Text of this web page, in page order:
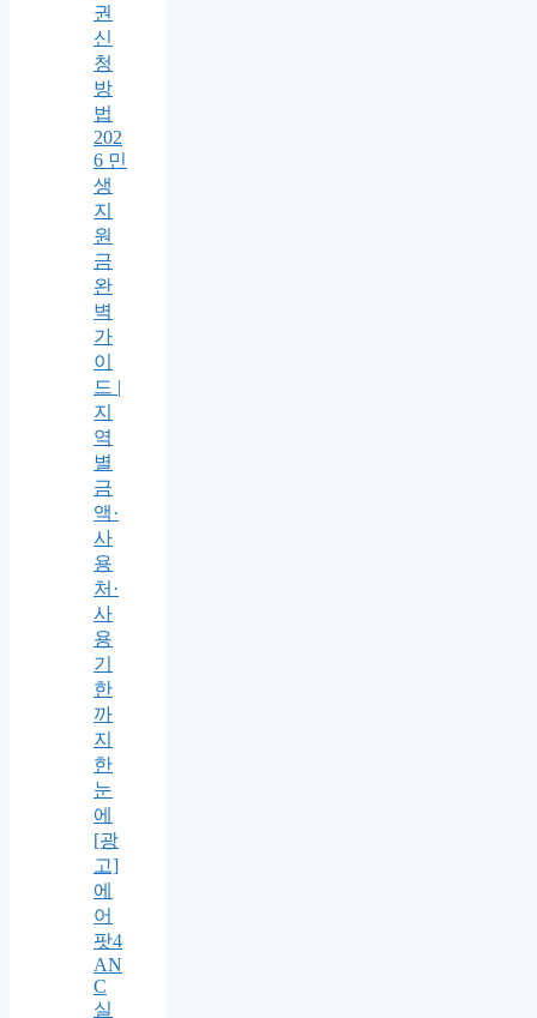
권
신
청
방
법
202
6 민
생
지
원
금
완
벽
가
이
드 |
지
역
별
금
액·
사
용
처·
사
용
기
한
까
지
한
눈
에
[광
고]
에
어
팟4
AN
C
실